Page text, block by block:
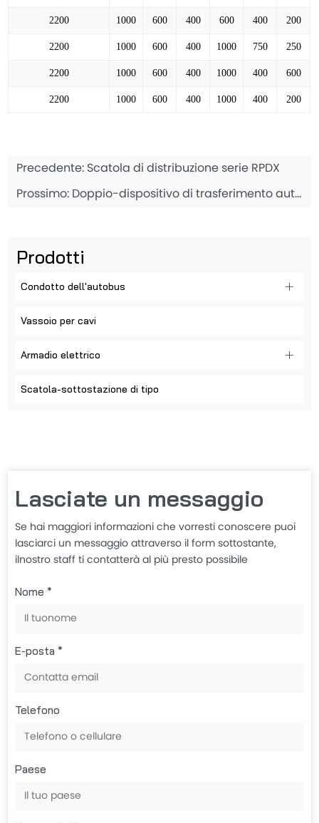
2200 1000 600 400 600 400 200
2200 1000 600 400 1000 750 250
2200 1000 600 400 1000 400 600
2200 1000 600 400 1000 400 200
Precedente:Scatola di distribuzione serie RPDX
Prossimo:Doppio-dispositivo di trasferimento automatico di potenza
Prodotti
Condotto dell'autobus
Vassoio per cavi
Armadio elettrico
Scatola-sottostazione di tipo
Lasciate un messaggio
Se hai maggiori informazioni che vorresti conoscere puoi
lasciarci un messaggio attraverso il form sottostante,
ilnostro staff ti contatterà al più presto possibile
Nome *
E-posta *
Telefono
Paese